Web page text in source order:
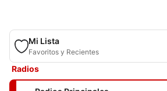
Mi Lista
Favoritos y Recientes
Radios